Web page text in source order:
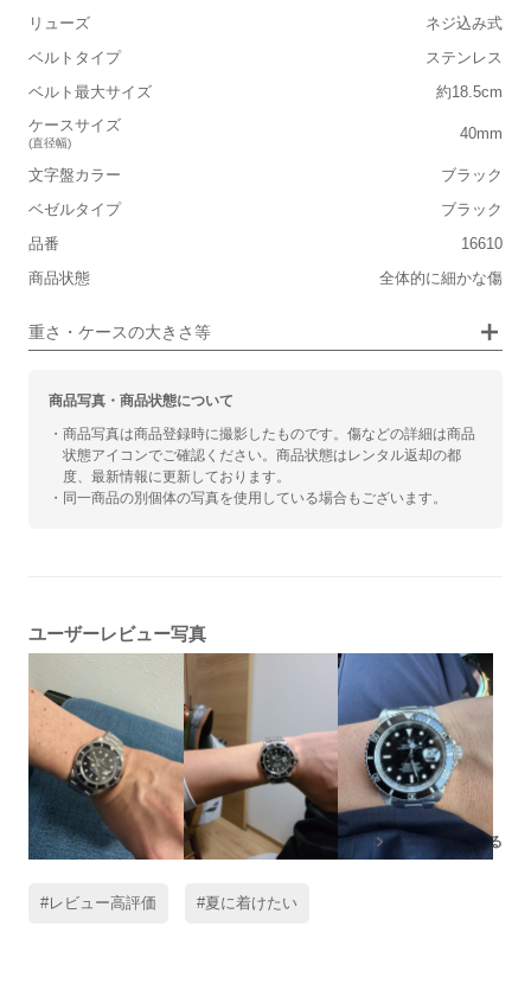
リューズ
ネジ込み式
ベルトタイプ
ステンレス
ベルト最大サイズ
約18.5cm
ケースサイズ
(直径幅)
40mm
文字盤カラー
ブラック
ベゼルタイプ
ブラック
品番
16610
商品状態
全体的に細かな傷
重さ・ケースの大きさ等
■ケースの大きさ
小さい 大きい
■装飾感
■向いているシチュエーション
カジュアル ビジネス
商品写真・商品状態について
・商品写真は商品登録時に撮影したものです。傷などの詳細は商品
状態アイコンでご確認ください。商品状態はレンタル返却の都
度、最新情報に更新しております。
・同一商品の別個体の写真を使用している場合もございます。
ユーザーレビュー写真
残りの写真もみる
#レビュー高評価 #夏に着けたい